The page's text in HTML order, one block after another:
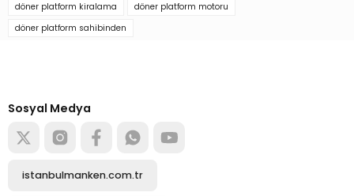
16.903,81 TL
150 Kg Taşıma Kapasiteli Uzaktan WiFe Kontrol Döner Platform
döner platform kiralama
döner platform motoru
döner platform sahibinden
Sosyal Medya
istanbulmanken.com.tr